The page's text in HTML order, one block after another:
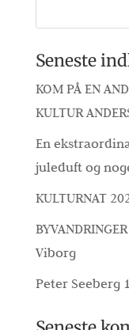
Seneste
KOM PÅ EN
KULTUR
En
juleduft og
KULTURNAT
Viborg
Peter Seeberg